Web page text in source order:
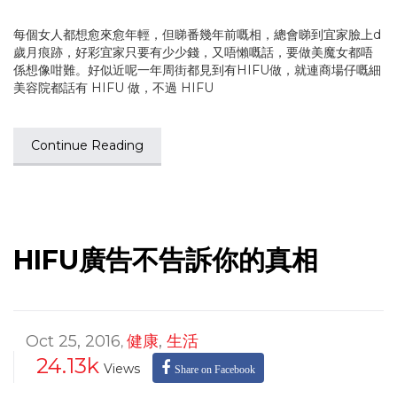
每個女人都想愈來愈年輕，但睇番幾年前嘅相，總會睇到宜家臉上d
歲月痕跡，好彩宜家只要有少少錢，又唔懶嘅話，要做美魔女都唔
係想像咁難。好似近呢一年周街都見到有HIFU做，就連商場仔嘅細
美容院都話有 HIFU 做，不過 HIFU
Continue Reading
HIFU廣告不告訴你的真相
Oct 25, 2016, 健康, 生活
24.13k Views Share on Facebook